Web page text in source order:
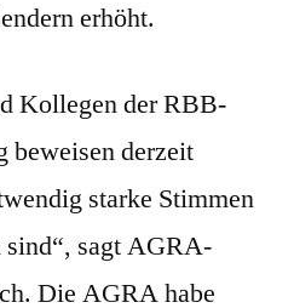
erhöht.
Kollegen der RBB-
beweisen derzeit
starke Stimmen
sind“, sagt AGRA-
Die AGRA habe